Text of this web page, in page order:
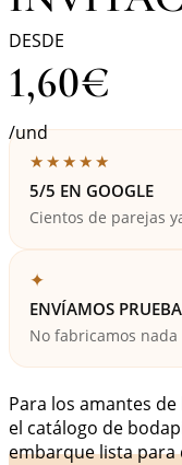
DESDE
1,60€
/und
★★★★★
5/5 EN GOOGLE
Cientos de parejas
✦
ENVÍAMOS
No fabricamos
Para los amantes
el catálogo de
embarque lista para